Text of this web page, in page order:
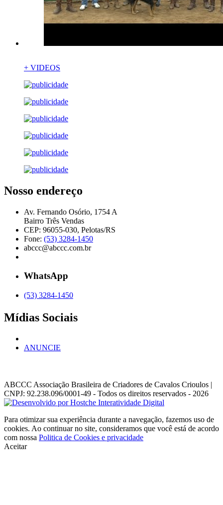
+ VIDEOS
Nosso endereço
Av. Fernando Osório, 1754 A
Bairro Três Vendas
CEP: 96055-030, Pelotas/RS
Fone: (53) 3284-1450
abccc@abccc.com.br
WhatsApp
(53) 3284-1450
Mídias Sociais
ANUNCIE
ABCCC Associação Brasileira de Criadores de Cavalos Crioulos |
CNPJ: 92.238.096/0001-49 - Todos os direitos reservados - 2026
Para otimizar sua experiência durante a navegação, fazemos uso de
cookies. Ao continuar no site, consideramos que você está de acordo
com nossa Politica de Cookies e privacidade
Aceitar